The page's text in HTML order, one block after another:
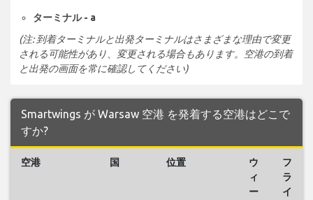
ターミナル - a
(注: 到着ターミナルと出発ターミナルはさまざまな理由で変更
される可能性があり、変更される場合もあります。空港の到着
と出発の画面を常に確認してください)
Smartwings が Warsaw 空港 を発着する空港はどこで
すか?
空港 国 位置
ウ
ィ
ー
フ
ラ
イ